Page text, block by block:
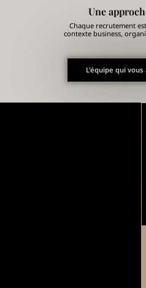
Une
Chaque recrutement
contexte business,
L'équipe qui